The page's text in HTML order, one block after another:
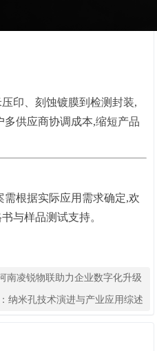
印、刻蚀镀膜到检测封装,
供应商协调成本,缩短产品
需根据实际应用需求确定,欢
与样品测试支持。
南凌锐物联助力企业数字化升级
纳米孔技术演进与产业应用综述